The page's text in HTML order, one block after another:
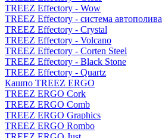
TREEZ Effectory - Wow
TREEZ Effectory - система автополива
TREEZ Effectory - Crystal
TREEZ Effectory - Volcano
TREEZ Effectory - Corten Steel
TREEZ Effectory - Black Stone
TREEZ Effectory - Quartz
Кашпо TREEZ ERGO
TREEZ ERGO Cork
TREEZ ERGO Comb
TREEZ ERGO Graphics
TREEZ ERGO Rombo